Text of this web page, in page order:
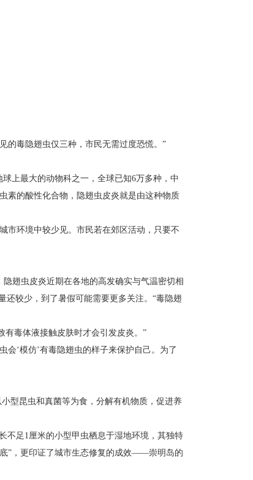
的毒隐翅虫仅三种，市民无需过度恐慌。”
上最大的动物科之一，全球已知6万多种，中
素的酸性化合物，隐翅虫皮炎就是由这种物质
市环境中较少见。市民若在郊区活动，只要不
翅虫皮炎近期在各地的高发确实与气温密切相
还较少，到了暑假可能需要更多关注。“毒隐翅
有毒体液接触皮肤时才会引发皮炎。”
‘模仿’有毒隐翅虫的样子来保护自己。为了
型昆虫和真菌等为食，分解有机物质，促进养
不足1厘米的小型甲虫栖息于湿地环境，其独特
”，更印证了城市生态修复的成效——崇明岛的